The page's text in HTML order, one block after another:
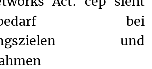
bei
und